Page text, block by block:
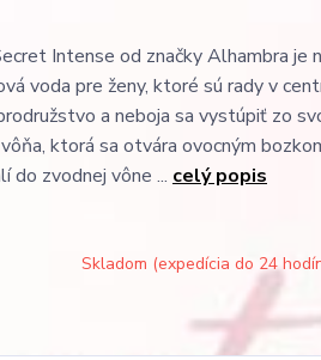
Intense od značky Alhambra je
voda pre ženy, ktoré sú rady v
a neboja sa vystúpiť zo
ktorá sa otvára ovocným
do zvodnej vône ... celý popis
Skladom (expedícia do 24